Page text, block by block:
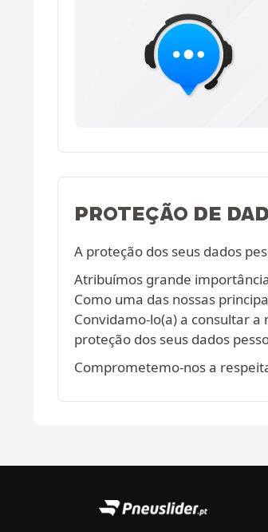
PROTEÇÃO DE
A proteção dos seus dados
Atribuímos grande
Como uma das nossas
Convidamo-lo(a) a consultar a
proteção dos seus dados
Comprometemo-nos a